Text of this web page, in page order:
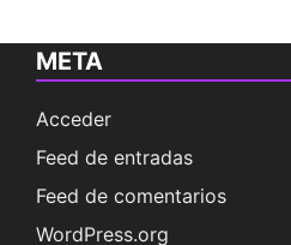
META
Acceder
Feed de entradas
Feed de comentarios
WordPress.org